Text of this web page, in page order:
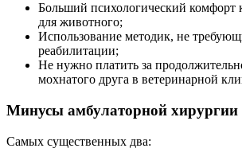
Больший психологический комфорт
для животного;
Использование методик, не
реабилитации;
Не нужно платить за
мохнатого друга в ветеринарной
Минусы амбулаторной хирургии
Самых существенных два: